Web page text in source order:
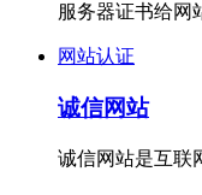
服务器证书给网
网站认证
诚信网站
诚信网站是互联